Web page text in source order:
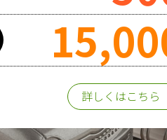
詳しくはこちら